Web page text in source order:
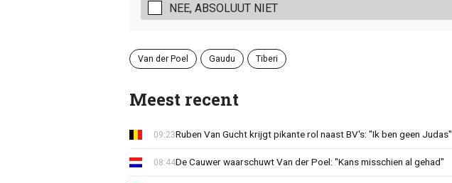
NEE, ABSOLUUT NIET
Van der Poel Gaudu Tiberi
Meest recent
Ruben Van Gucht krijgt pikante rol naast BV's: "Ik ben geen Judas"
09:23
De Cauwer waarschuwt Van der Poel: "Kans misschien al gehad"
08:44